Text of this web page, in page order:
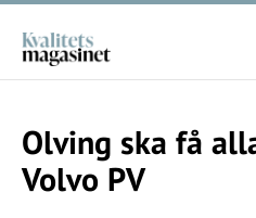
Olving ska få
Volvo PV